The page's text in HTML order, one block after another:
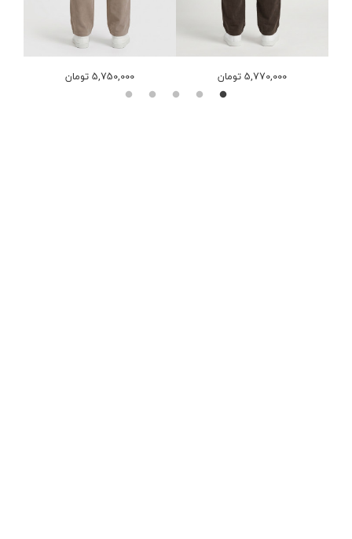
5,750,000 تومان 5,770,000 تومان